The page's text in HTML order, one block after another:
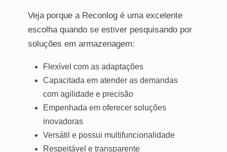
Veja porque a Reconlog é uma excelente
escolha quando se estiver pesquisando por
soluções em armazenagem:
Flexível com as adaptações
Capacitada em atender as demandas
com agilidade e precisão
Empenhada em oferecer soluções
inovadoras
Versátil e possui multifuncionalidade
Respeitável e transparente